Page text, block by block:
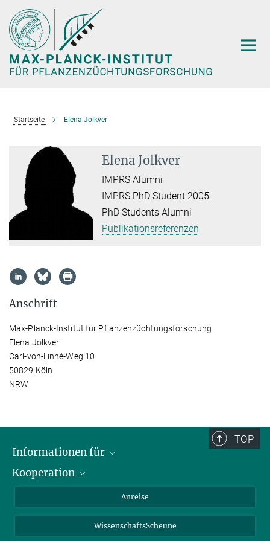
Hauptinhalt
Startseite Elena Jolkver
Elena Jolkver
IMPRS Alumni
IMPRS PhD Student 2005
PhD Students Alumni
Publikationsreferenzen
Anschrift
Max-Planck-Institut für Pflanzenzüchtungsforschung
Elena Jolkver
Carl-von-Linné-Weg 10
50829 Köln
NRW
TOP
Informationen für
Studierende
Kooperation
Anreise
WissenschaftsScheune